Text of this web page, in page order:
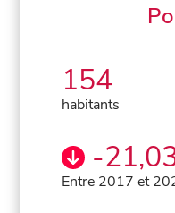
154
habitants
-
Entre 2017 et